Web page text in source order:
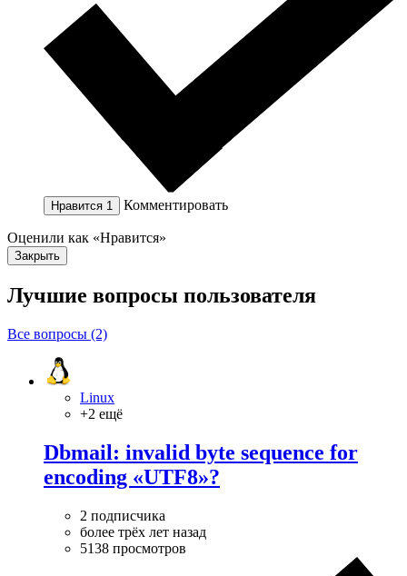
Нравится 1 Комментировать
Оценили как «Нравится»
Закрыть
Лучшие вопросы пользователя
Все вопросы (2)
Linux
+2 ещё
Dbmail: invalid byte sequence for
encoding «UTF8»?
2 подписчика
более трёх лет назад
5138 просмотров